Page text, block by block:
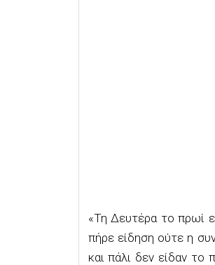
«Τη Δευτέρα το πρωί
πήρε είδηση ούτε η
και πάλι δεν είδαν το